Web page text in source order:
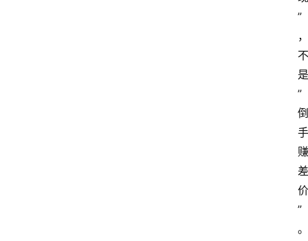
”
，
不
是
”
倒
手
赚
差
价
”
。